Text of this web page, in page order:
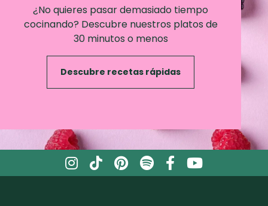
¿No quieres pasar demasiado tiempo
cocinando? Descubre nuestros platos de
30 minutos o menos
Descubre recetas rápidas